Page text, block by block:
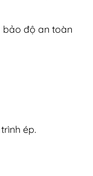
bảo độ an toàn
ép.